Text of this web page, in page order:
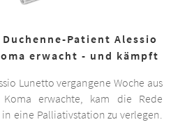
Duchenne-Patient Alessio
erwacht - und kämpft
Lunetto vergangene Woche aus
erwachte, kam die Rede
eine Palliativstation zu verlegen.